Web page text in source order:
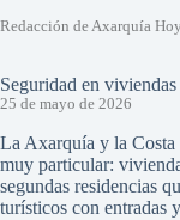
Redacción de Axarquía Hoy
Seguridad en
25 de mayo de 2026
La Axarquía y la Costa
muy particular:
segundas residencias
turísticos con entradas